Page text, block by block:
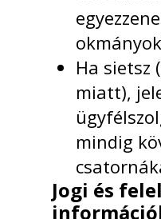
Ha sietsz
miatt),
mindig
Jogi és